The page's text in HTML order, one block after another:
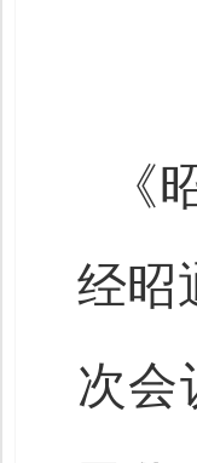
《
经昭
次会